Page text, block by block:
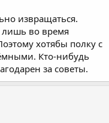
извращаться.
лишь во время
хотябы полку с
Кто-нибудь
за советы.